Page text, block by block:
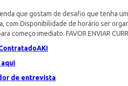
que gostam de desafio que tenha
com Disponibilidade de horário ser
começo imediato. FAVOR ENVIAR
de entrevista